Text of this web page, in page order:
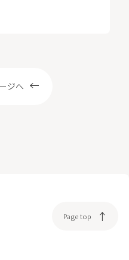
ジへ
Page top